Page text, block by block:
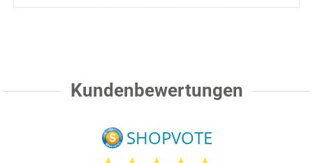
Kundenbewertungen